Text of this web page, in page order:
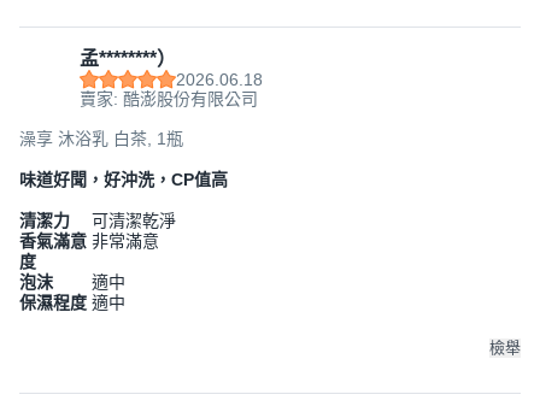
孟********）
2026.06.18
賣家: 酷澎股份有限公司
澡享 沐浴乳 白茶, 1瓶
味道好聞，好沖洗，CP值高
清潔力
可清潔乾淨
香氣滿意
度
非常滿意
泡沫
適中
保濕程度 適中
檢舉